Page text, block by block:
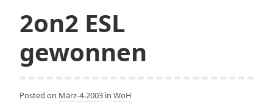
2on2 ESL
gewonnen
Posted on März-4-2003 in WoH